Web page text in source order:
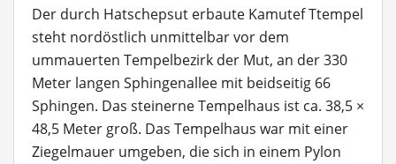
Der durch Hatschepsut erbaute Kamutef Ttempel
steht nordöstlich unmittelbar vor dem
ummauerten Tempelbezirk der Mut, an der 330
Meter langen Sphingenallee mit beidseitig 66
Sphingen. Das steinerne Tempelhaus ist ca. 38,5 ×
48,5 Meter groß. Das Tempelhaus war mit einer
Ziegelmauer umgeben, die sich in einem Pylon